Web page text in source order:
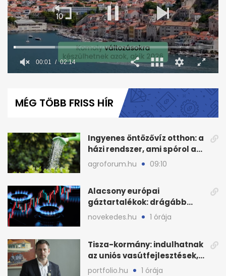
minutes,
00:02 02:14
MÉG TÖBB FRISS HÍR
Ingyenes öntözővíz otthon: a
házi rendszer, ami spórol a
költségeken
agroforum.hu 09:10
Alacsony európai
gáztartalékok: drágább
lehet a fűtési szezon
novekedes.hu 1 órája
Tisza-kormány: indulhatnak
az uniós vasútfejlesztések,
jön az NVVH-meghallgatás
portfolio.hu 1 órája